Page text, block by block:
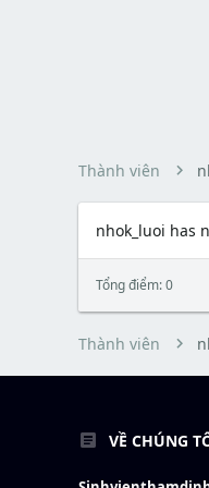
Thành viên
nhok_luoi has
Tổng điểm: 0
Thành viên
VỀ CHÚNG